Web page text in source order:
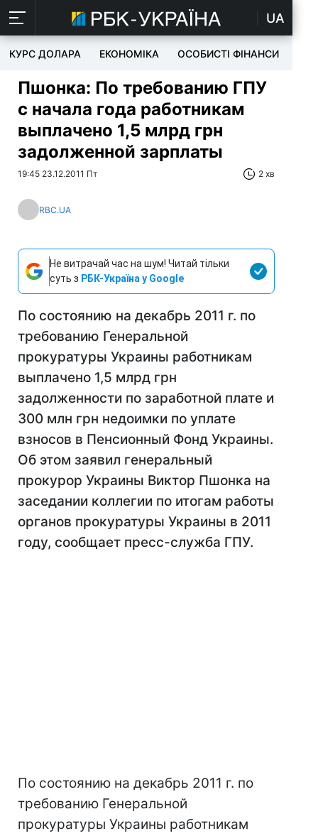
UA
КУРС ДОЛАРА ЕКОНОМІКА ОСОБИСТІ ФІНАНСИ
Пшонка: По требованию ГПУ
с начала года работникам
выплачено 1,5 млрд грн
задолженной зарплаты
19:45 23.12.2011 Пт 2 хв
RBC.UA
Не витрачай час на шум! Читай тільки
суть з РБК-Україна у Google
По состоянию на декабрь 2011 г. по
требованию Генеральной
прокуратуры Украины работникам
выплачено 1,5 млрд грн
задолженности по заработной плате и
300 млн грн недоимки по уплате
взносов в Пенсионный Фонд Украины.
Об этом заявил генеральный
прокурор Украины Виктор Пшонка на
заседании коллегии по итогам работы
органов прокуратуры Украины в 2011
году, сообщает пресс-служба ГПУ.
По состоянию на декабрь 2011 г. по
требованию Генеральной
прокуратуры Украины работникам